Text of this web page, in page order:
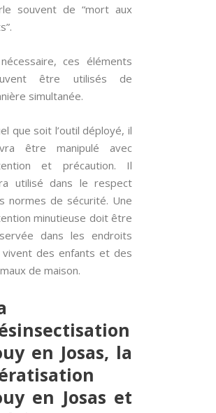
souvent de “mort aux
ces éléments
être utilisés de
simultanée.
que soit l’outil déployé, il
être manipulé avec
et précaution. Il
utilisé dans le respect
normes de sécurité. Une
minutieuse doit être
dans les endroits
vivent des enfants et des
de maison.
en Josas, la
en Josas et